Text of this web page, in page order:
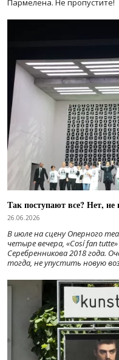
Так поступают все? Нет, не
26.06.2026
В июле на сцену Оперного
четыре вечера, «Cosí fan
Серебренникова 2018 года.
тогда, не упустить новую